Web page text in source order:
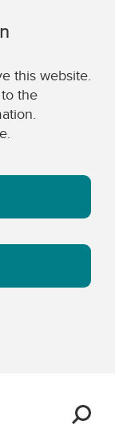
this website.
the